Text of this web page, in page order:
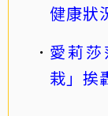
健康
愛莉
栽」